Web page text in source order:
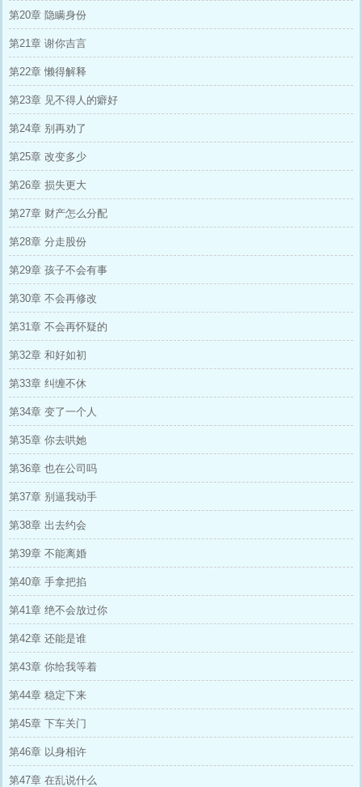
第20章 隐瞒身份
第21章 谢你吉言
第22章 懒得解释
第23章 见不得人的癖好
第24章 别再劝了
第25章 改变多少
第26章 损失更大
第27章 财产怎么分配
第28章 分走股份
第29章 孩子不会有事
第30章 不会再修改
第31章 不会再怀疑的
第32章 和好如初
第33章 纠缠不休
第34章 变了一个人
第35章 你去哄她
第36章 也在公司吗
第37章 别逼我动手
第38章 出去约会
第39章 不能离婚
第40章 手拿把掐
第41章 绝不会放过你
第42章 还能是谁
第43章 你给我等着
第44章 稳定下来
第45章 下车关门
第46章 以身相许
第47章 在乱说什么